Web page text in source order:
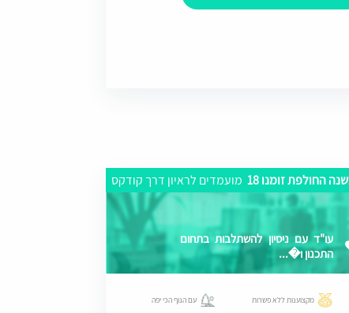
החולפת זומנו 18 מועמדים לראיון דרך קודקס
עו"ד עם ניסיון להשתלבות בתחום
התכנון ו�...
מקצוענות ללא פשרות עם הנוף הכי יפה